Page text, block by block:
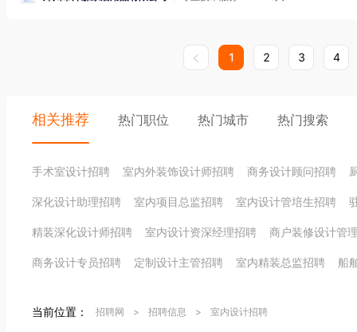
1 2 3 4
相关推荐 热门职位 热门城市 热门搜索
手术室设计招聘 室内外装饰设计师招聘 商务设计顾问招聘
深化设计助理招聘 室内项目总监招聘 室内设计管培生招聘
精装深化设计师招聘 室内设计资深经理招聘 商户装修设计管
商务设计专员招聘 定制设计主管招聘 室内精装总监招聘 船
当前位置： 招聘网 > 招聘信息 > 室内设计招聘